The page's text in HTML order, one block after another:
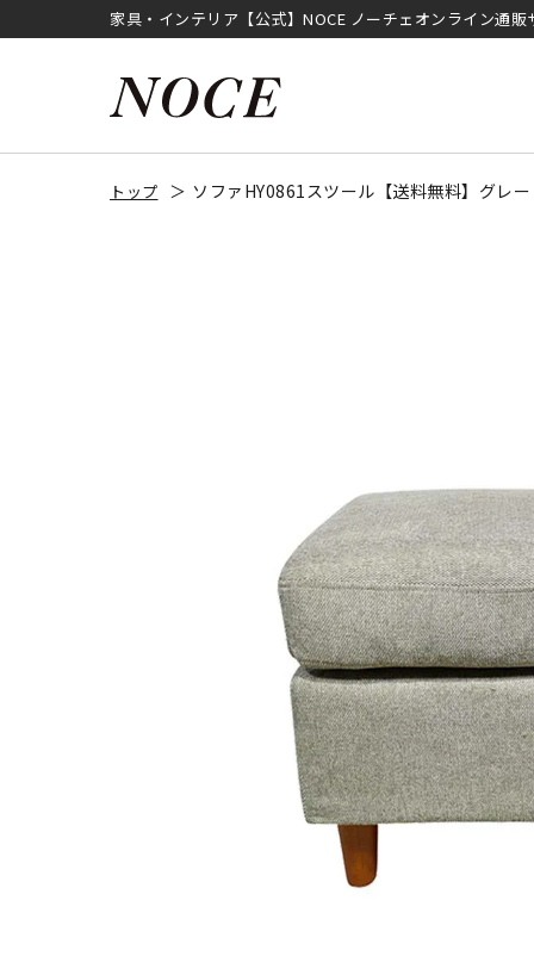
家具・インテリア【公式】NOCE ノーチェオンライン通販
トップ ソファHY0861スツール【送料無料】グレー